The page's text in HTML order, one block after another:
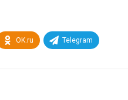
OK.ru Telegram